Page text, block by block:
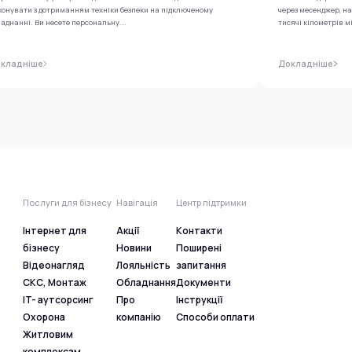
з дотриманням техніки безпеки на підключеному
Ви несете персональну...
через месенджер,
тисячі кілометрів
Докладніше
Послуги для бізнесу
Інтернет для
бізнесу
Відеонагляд
СКС, Монтаж
IT- аутсорсинг
Охорона
Житловим
Навігація
Акції
Новини
Лояльність
Обладнання
Про
компанію
Центр підтримки
Контакти
Поширені
запитання
Документи
Інструкції
Способи оплати